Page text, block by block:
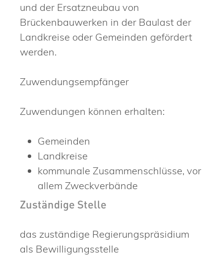
und der Ersatzneubau von
Brückenbauwerken in der Baulast der
Landkreise oder Gemeinden gefördert
werden.
Zuwendungsempfänger
Zuwendungen können erhalten:
Gemeinden
Landkreise
kommunale Zusammenschlüsse, vor
allem Zweckverbände
Zuständige Stelle
das zuständige Regierungspräsidium
als Bewilligungsstelle